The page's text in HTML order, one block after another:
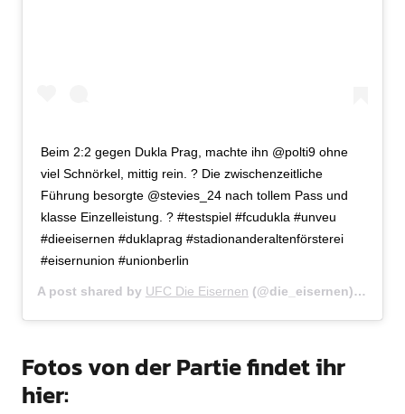
Beim 2:2 gegen Dukla Prag, machte ihn @polti9 ohne
viel Schnörkel, mittig rein. ? Die zwischenzeitliche
Führung besorgte @stevies_24 nach tollem Pass und
klasse Einzelleistung. ? #testspiel #fcudukla #unveu
#dieeisernen #duklaprag #stadionanderaltenförsterei
#eisernunion #unionberlin
A post shared by UFC Die Eisernen (@die_eisernen) on
Fotos von der Partie findet ihr
hier: